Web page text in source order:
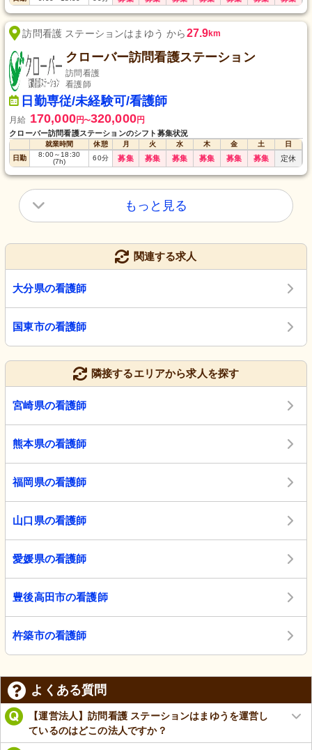
訪問看護 ステーションはまゆう から27.9km
クローバー訪問看護ステーション
訪問看護
看護師
日勤専従/未経験可/看護師
月給 170,000円〜320,000円
クローバー訪問看護ステーションのシフト募集状況
就業時間 休憩 月 火 水 木 金 土
日
日勤
8:00～18:30
(7h)
60分 募集 募集 募集 募集 募集 募集 定休
もっと見る
関連する求人
大分県の看護師
国東市の看護師
隣接するエリアから求人を探す
宮崎県の看護師
熊本県の看護師
福岡県の看護師
山口県の看護師
愛媛県の看護師
豊後高田市の看護師
杵築市の看護師
よくある質問
【運営法人】訪問看護 ステーションはまゆうを運営し
ているのはどこの法人ですか？